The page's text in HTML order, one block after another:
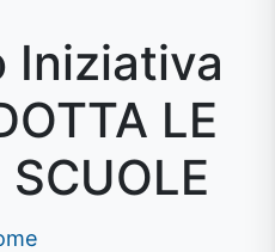
Iniziativa
LE
SCUOLE